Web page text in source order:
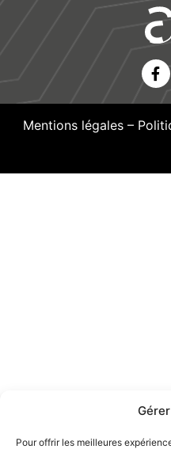
Pour offrir les meilleures
Mentions légales –